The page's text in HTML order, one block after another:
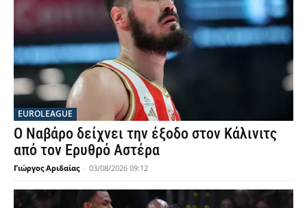
EUROLEAGUE
Ο Ναβάρο δείχνει την έξοδο στον Κάλινιτς
από τον Ερυθρό Αστέρα
Γιώργος Αριδαίας - 03/08/2026 09:12